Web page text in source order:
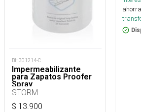
BH301214-C
Impermeabilizante
para Zapatos Proofer
Spray
STORM
$ 13.900